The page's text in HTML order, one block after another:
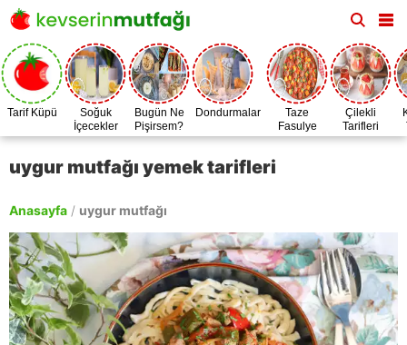
Tarif Küpü
Soğuk
İçecekler
Bugün Ne
Pişirsem?
Dondurmalar
Taze
Fasulye
Zamanı
Çilekli
Tarifleri
uygur mutfağı yemek tarifleri
Anasayfa / uygur mutfağı